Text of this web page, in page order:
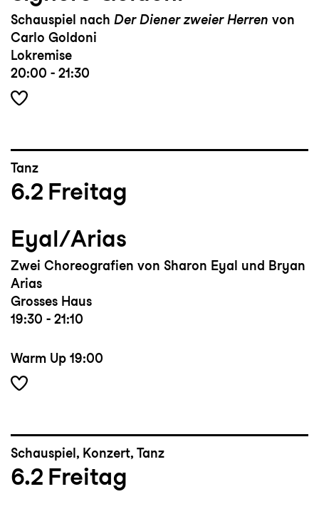
Schauspiel nach Der Diener zweier Herren von
Carlo Goldoni
Lokremise
20:00 - 21:30
Tanz
6.2 Freitag
Eyal/Arias
Zwei Choreografien von Sharon Eyal und Bryan
Arias
Grosses Haus
19:30 - 21:10
Warm Up 19:00
Schauspiel, Konzert, Tanz
6.2 Freitag